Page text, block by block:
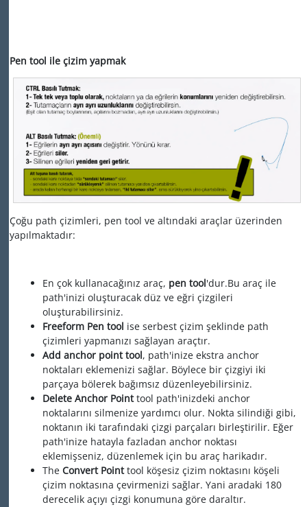
Pen tool ile çizim yapmak
Çoğu path çizimleri, pen tool ve altındaki araçlar üzerinden
yapılmaktadır:
En çok kullanacağınız araç, pen tool'dur.Bu araç ile
path'inizi oluşturacak düz ve eğri çizgileri
oluşturabilirsiniz.
Freeform Pen tool ise serbest çizim şeklinde path
çizimleri yapmanızı sağlayan araçtır.
Add anchor point tool, path'inize ekstra anchor
noktaları eklemenizi sağlar. Böylece bir çizgiyi iki
parçaya bölerek bağımsız düzenleyebilirsiniz.
Delete Anchor Pointtool path'inizdeki anchor
noktalarını silmenize yardımcı olur. Nokta silindiği gibi,
noktanın iki tarafındaki çizgi parçaları birleştirilir. Eğer
path'inize hatayla fazladan anchor noktası
eklemişseniz, düzenlemek için bu araç harikadır.
The Convert Pointtool köşesiz çizim noktasını köşeli
çizim noktasına çevirmenizi sağlar. Yani aradaki 180
derecelik açıyı çizgi konumuna göre daraltır.